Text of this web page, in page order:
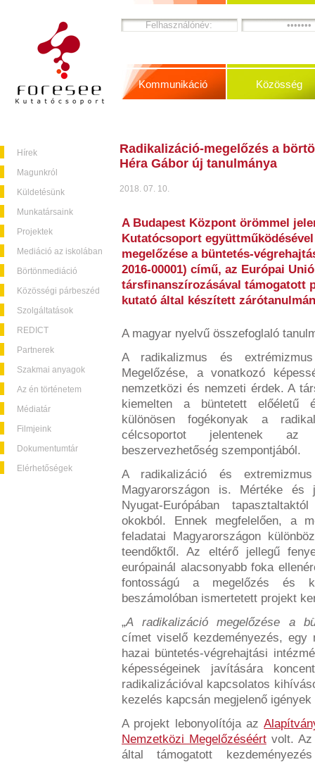
Hírek
Magunkról
Küldetésünk
Munkatársaink
Projektek
Mediáció az iskolában
Börtönmediáció
Közösségi párbeszéd
Szolgáltatások
REDICT
Partnerek
Szakmai anyagok
Az én történetem
Médiatár
Filmjeink
Dokumentumtár
Elérhetőségek
Kommunikáció Közösség
Radikalizáció-megelőzés a
Héra Gábor új tanulmánya
2018. 07. 10.
A Budapest Központ örömmel
Kutatócsoport
megelőzése a büntetés-
2016-00001) című, az Európai
társfinanszírozásával támogatott
kutató által készített
A magyar nyelvű összefoglaló
A radikalizmus és
Megelőzése, a vonatkozó
nemzetközi és nemzeti érdek. A
kiemelten a büntetett előéletű
különösen fogékonyak a
célcsoportot jelentenek az
beszervezhetőség szempontjából.
A radikalizáció és
Magyarországon is. Mértéke és
Nyugat-Európában
okokból. Ennek megfelelően, a
feladatai Magyarországon
teendőktől. Az eltérő jellegű
európainál alacsonyabb foka
fontosságú a megelőzés és
beszámolóban ismertetett projekt
„A radikalizáció megelőzése a
címet viselő kezdeményezés, egy
hazai büntetés-végrehajtási
képességeinek javítására
radikalizációval kapcsolatos
kezelés kapcsán megjelenő
A projekt lebonyolítója az
Nemzetközi Megelőzéséértvolt. Az
által támogatott